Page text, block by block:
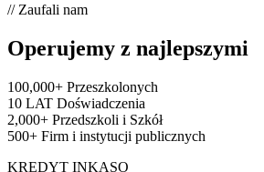
// Zaufali nam
Operujemy z najlepszymi
100,000+ Przeszkolonych
10 LAT Doświadczenia
2,000+ Przedszkoli i Szkół
500+ Firm i instytucji publicznych
KREDYT INKASO